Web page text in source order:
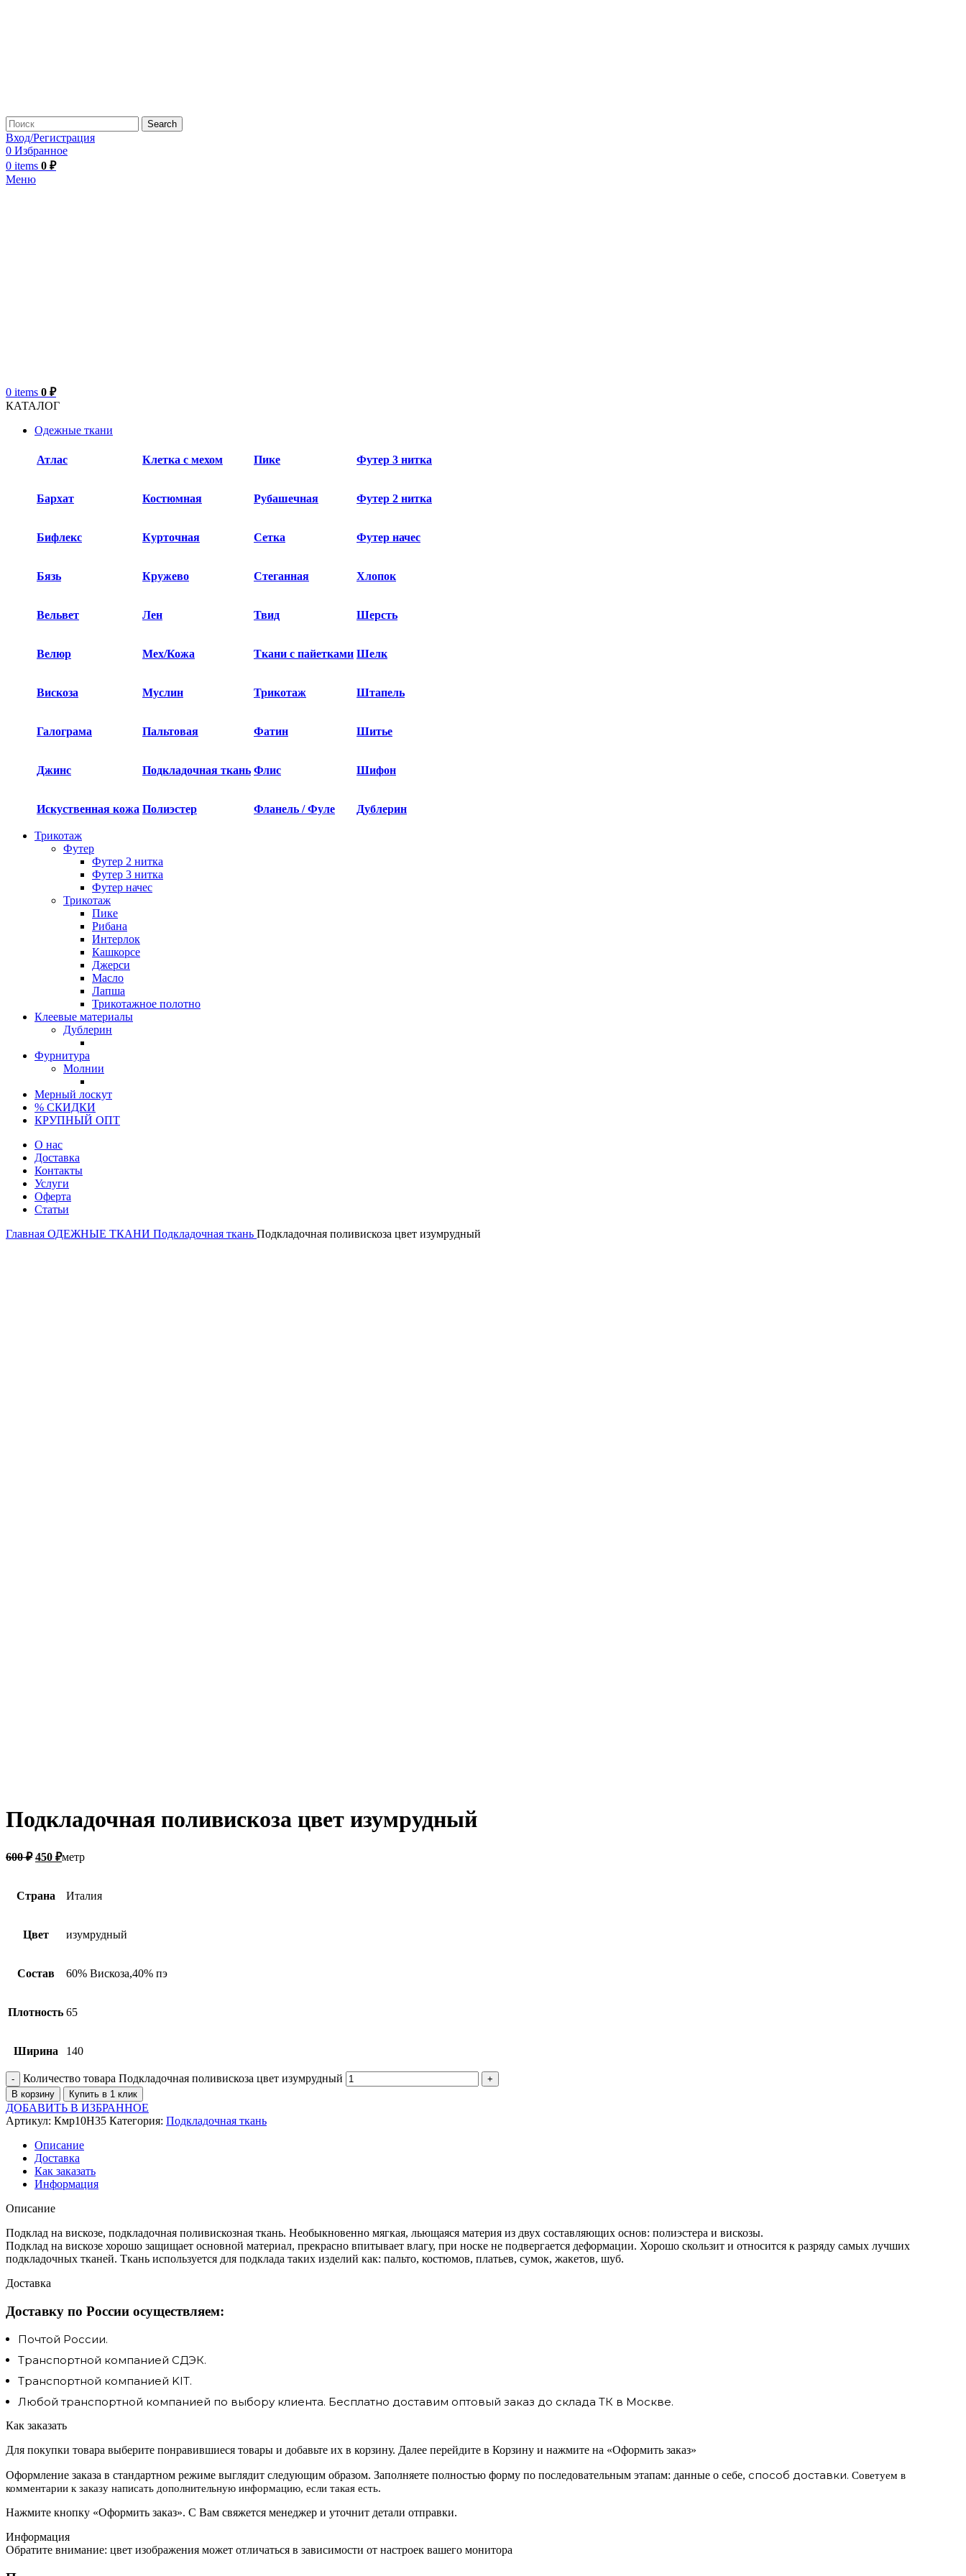
Search
Вход/Регистрация
0 Избранное
0 items 0 ₽
Меню
0 items 0 ₽
КАТАЛОГ
Одежные ткани
Атлас Клетка с мехом Пике Футер 3 нитка
Бархат​ Костюмная Рубашечная Футер 2 нитка
Бифлекс Курточная Сетка Футер начес
Бязь Кружево Стеганная Хлопок
Вельвет Лен Твид Шерсть
Велюр Мех/Кожа Ткани с пайетками Шелк
Вискоза Муслин Трикотаж Штапель
Галограма Пальтовая Фатин Шитье
Джинс Подкладочная ткань Флис Шифон
Искуственная кожа Полиэстер Фланель / Фуле Дублерин
Трикотаж
Футер
Футер 2 нитка​
Футер 3 нитка​
Футер начес
Трикотаж
Пике
Рибана
Интерлок
Кашкорсе
Джерси
Масло
Лапша
Трикотажное полотно
Клеевые материалы
Дублерин
Фурнитура
Молнии
Мерный лоскут
% СКИДКИ
КРУПНЫЙ ОПТ
О нас
Доставка
Контакты
Услуги
Оферта
Статьи
Главная ОДЕЖНЫЕ ТКАНИ Подкладочная ткань Подкладочная поливискоза цвет изумрудный
Подкладочная поливискоза цвет изумрудный
600₽ 450 ₽метр
Страна Италия
Цвет изумрудный
Состав 60% Вискоза,40% пэ
Плотность 65
Ширина 140
Количество товара Подкладочная поливискоза цвет изумрудный
В корзину Купить в 1 клик
ДОБАВИТЬ В ИЗБРАННОЕ
Артикул: Кмр10Н35 Категория: Подкладочная ткань
Описание
Доставка
Как заказать
Информация
Описание
Подклад на вискозе, подкладочная поливискозная ткань. Необыкновенно мягкая, льющаяся материя из двух составляющих основ: полиэстера и вискозы.
Подклад на вискозе хорошо защищает основной материал, прекрасно впитывает влагу, при носке не подвергается деформации. Хорошо скользит и относится к разряду самых лучших
подкладочных тканей. Ткань используется для подклада таких изделий как: пальто, костюмов, платьев, сумок, жакетов, шуб.
Доставка
Доставку по России осуществляем:
Почтой России.
Транспортной компанией СДЭК.
Транспортной компанией KIT.
Любой транспортной компанией по выбору клиента. Бесплатно доставим оптовый заказ до склада ТК в Москве.
Как заказать
Для покупки товара выберите понравившиеся товары и добавьте их в корзину. Далее перейдите в Корзину и нажмите на «Оформить заказ»
Оформление заказа в стандартном режиме выглядит следующим образом. Заполняете полностью форму по последовательным этапам: данные о себе, способ доставки. Советуем в
комментарии к заказу написать дополнительную информацию, если такая есть.
Нажмите кнопку «Оформить заказ». С Вам свяжется менеджер и уточнит детали отправки.
Информация
Обратите внимание: цвет изображения может отличаться в зависимости от настроек вашего монитора